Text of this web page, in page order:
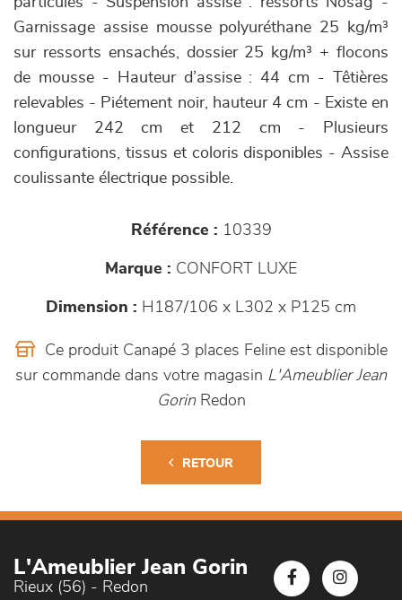
Garnissage assise mousse polyuréthane 25 kg/m³
sur ressorts ensachés, dossier 25 kg/m³ + flocons
de mousse - Hauteur d’assise : 44 cm - Têtières
relevables - Piétement noir, hauteur 4 cm - Existe en
longueur 242 cm et 212 cm - Plusieurs
configurations, tissus et coloris disponibles - Assise
coulissante électrique possible.
Référence : 10339
Marque : CONFORT LUXE
Dimension : H187/106 x L302 x P125 cm
Ce produit Canapé 3 places Feline est disponible
sur commande dans votre magasin L'Ameublier Jean
GorinRedon
RETOUR
L'Ameublier Jean Gorin
Rieux (56) - Redon